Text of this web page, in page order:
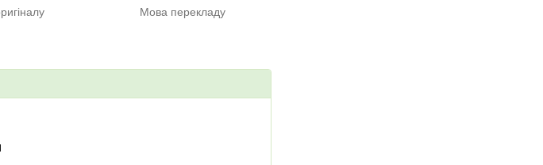
Мова перекладу